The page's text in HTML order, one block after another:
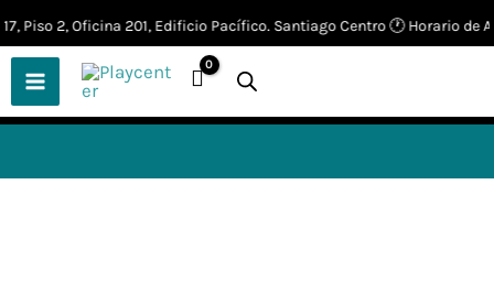
Piso 2, Oficina 201, Edificio Pacífico. Santiago Centro 🕐 Horario de
Ir
al
contenido
🎲 ¡Descubre nuestras increíbles
ofertas!🎲
📢 ¡OFERTAS! 🔥